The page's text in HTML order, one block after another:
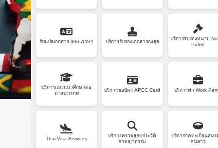
รับแปลเอกสาร 300 ภาษา บริการรับรองเอกสารกงสุล
บริการรับรองทนาย
Public
บริการแนะแนวศึกษาต่อ
ต่างประเทศ
บริการขอบัตร APEC Card บริการทำ Work
Thai Visa Services
บริการตรวจสอบประวัติ
อาชญากรรม
บริการจดทะเบียนสมร
คนลาว